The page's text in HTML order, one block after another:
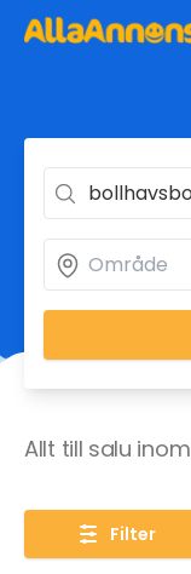
Allt till salu inom
Filter